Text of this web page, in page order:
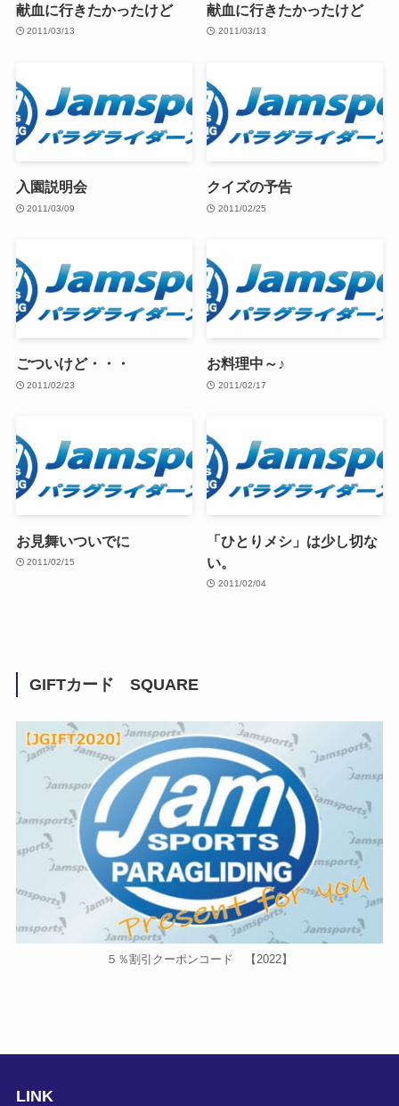
献血に行きたかったけど
2011/03/13
献血に行きたかったけど
2011/03/13
入園説明会
2011/03/09
クイズの予告
2011/02/25
ごついけど・・・
2011/02/23
お料理中～♪
2011/02/17
お見舞いついでに
2011/02/15
「ひとりメシ」は少し切な
い。
2011/02/04
GIFTカード SQUARE
５％割引クーポンコード 【2022】
LINK